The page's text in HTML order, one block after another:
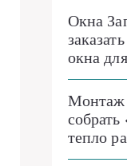
Окна
окна
Монтаж
собрать
тепло